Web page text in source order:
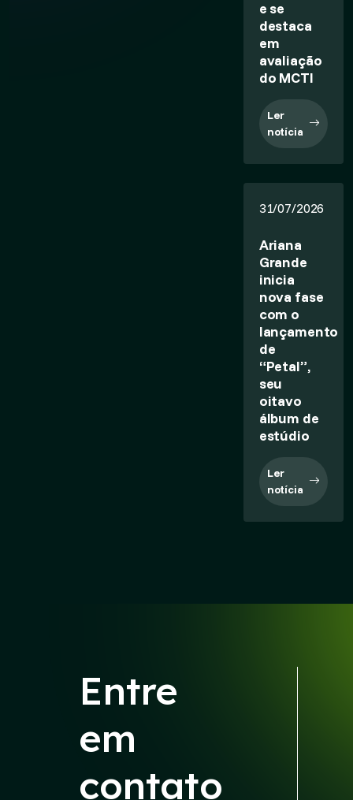
e se
destaca
em
avaliação
do MCTI
Ler
notícia
31/07/2026
Ariana
Grande
inicia
nova fase
com o
lançamento
de
“Petal”,
seu
oitavo
álbum de
estúdio
Ler
notícia
Entre
em
contato